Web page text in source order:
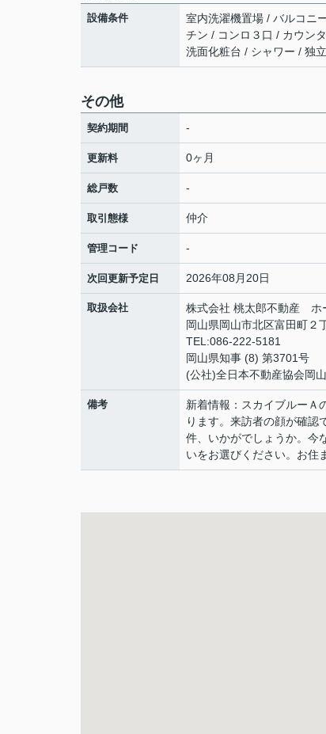
設備条件
室内洗濯機置場 / バルコニ
チン / コンロ３口 / カウン
洗面化粧台 / シャワー / 独
その他
契約期間 -
更新料 0ヶ月
総戸数 -
取引態様 仲介
管理コード -
次回更新予定日 2026年08月20日
取扱会社
株式会社 桃太郎不動産 ホ
岡山県岡山市北区富田町２
TEL:086-222-5181
岡山県知事 (8) 第3701号
(公社)全日本不動産協会岡
備考
新着情報：スカイブルーＡ
ります。来訪者の顔が確認
件、いかがでしょうか。今
いをお選びください。お住